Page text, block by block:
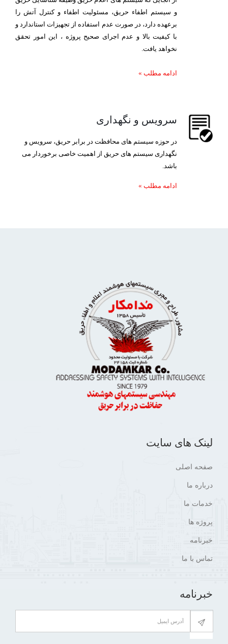
و سیستم اطفاء حریق، مسئولیت اطفاء و کنترل آتش را
برعهده دارد، در صورت عدم استفاده از تجهیزات استاندارد و
با کیفیت بالا و عدم اجرای صحیح پروژه ، این امور تحقق
نخواهد یافت.
ادامه مطلب »
سرویس و نگهداری
در حوزه سیستم های محافظت در برابر حریق، سرویس و
نگهداری سیستم های حریق از اهمیت خاصی برخوردار می
باشد.
ادامه مطلب »
لینک های سایت
صفحه اصلی
درباره ما
خدمات ما
پروژه ها
خبرنامه
تماس با ما
خبرنامه